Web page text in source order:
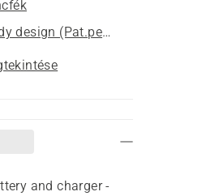
design (Pat.pend.)
and charger -